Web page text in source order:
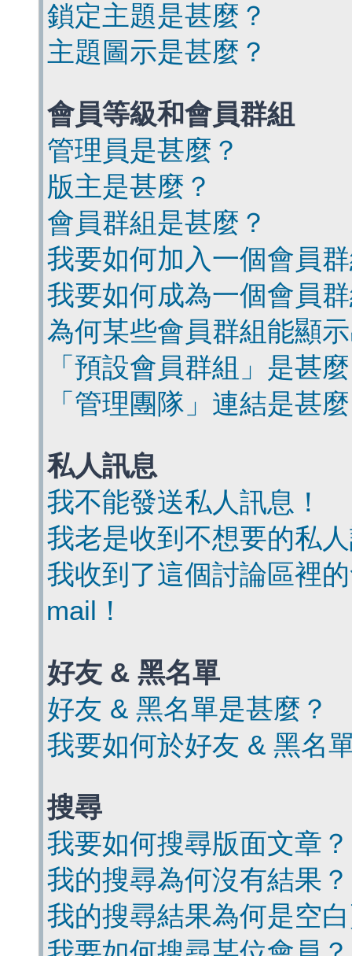
鎖定主題是甚麼？
主題圖示是甚麼？
會員等級和會員群組
管理員是甚麼？
版主是甚麼？
會員群組是甚麼？
我要如何加入一個會員
我要如何成為一個會員
為何某些會員群組能顯
「預設會員群組」是甚
「管理團隊」連結是甚
私人訊息
我不能發送私人訊息！
我老是收到不想要的私
我收到了這個討論區裡
mail！
好友 & 黑名單
好友 & 黑名單是甚麼？
我要如何於好友 & 黑名
搜尋
我要如何搜尋版面文章？
我的搜尋為何沒有結果？
我的搜尋結果為何是空